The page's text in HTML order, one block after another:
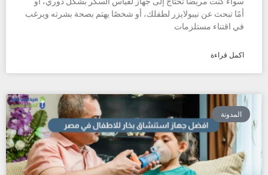
أمًا تبحث عن نيبولايزر لطفلك، أو شخصًا يهتم بصحة بشرته ويرغب
في اقتناء مستلزمات
اكمل قراءة
المدونة